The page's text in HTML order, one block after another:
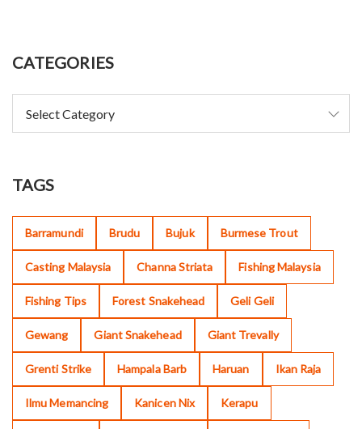
CATEGORIES
TAGS
Barramundi Brudu Bujuk Burmese Trout
Casting Malaysia Channa Striata Fishing Malaysia
Fishing Tips Forest Snakehead Geli Geli
Gewang Giant Snakehead Giant Trevally
Grenti Strike Hampala Barb Haruan Ikan Raja
Ilmu Memancing Kanicen Nix Kerapu